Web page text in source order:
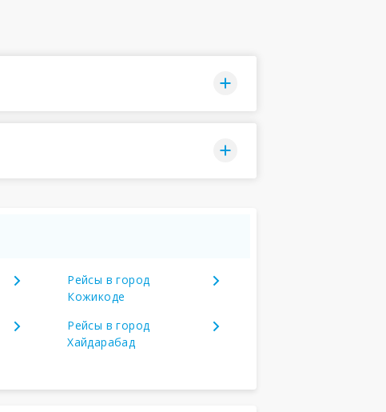
Рейсы в город
Кожикоде
Рейсы в город
Хайдарабад